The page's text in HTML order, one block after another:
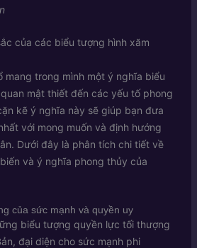
của các biểu tượng hình xăm
mang trong mình một ý nghĩa biểu
mật thiết đến các yếu tố phong
kẽ ý nghĩa này sẽ giúp bạn đưa
với mong muốn và định hướng
Dưới đây là phân tích chi tiết về
và ý nghĩa phong thủy của
của sức mạnh và quyền uy
biểu tượng quyền lực tối thượng
đại diện cho sức mạnh phi